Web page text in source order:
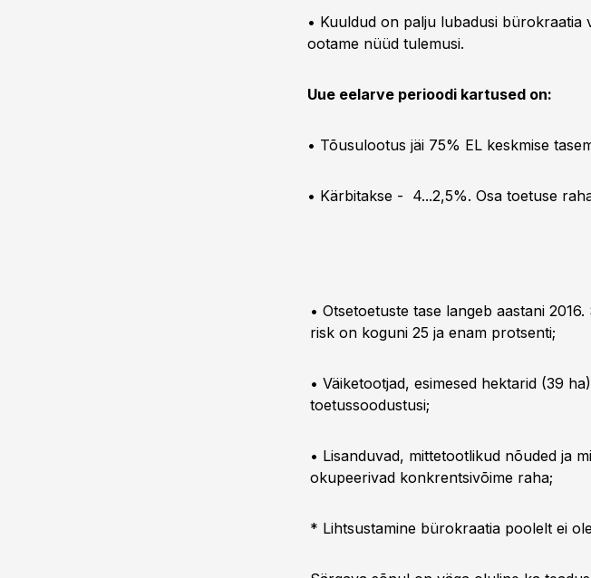
• Kuuldud on palju lubadusi bürokraatia
ootame nüüd tulemusi.
Uue eelarve perioodi kartused on:
• Tõusulootus jäi 75% EL keskmise
• Kärbitakse - 4...2,5%. Osa toetuse
• Otsetoetuste tase langeb aastani
risk on koguni 25 ja enam protsenti;
• Väiketootjad, esimesed hektarid (39
toetussoodustusi;
• Lisanduvad, mittetootlikud nõuded ja
okupeerivad konkrentsivõime raha;
* Lihtsustamine bürokraatia poolelt ei